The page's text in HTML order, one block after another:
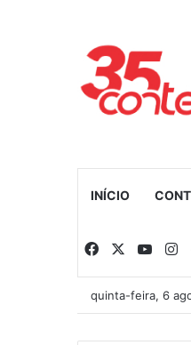
INÍCIO
Facebook
quinta-feira, 6